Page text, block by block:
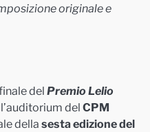
originale e
delPremio Lelio
del CPM
della sesta edizione del